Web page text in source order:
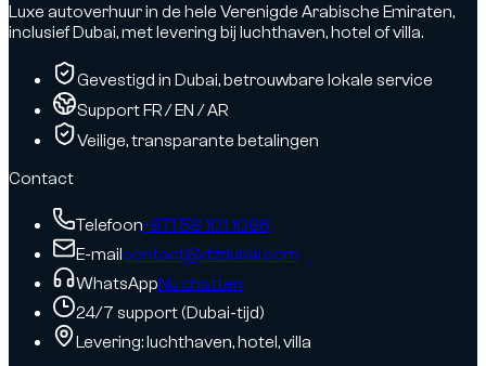
Luxe autoverhuur in de hele Verenigde Arabische Emiraten,
inclusief Dubai, met levering bij luchthaven, hotel of villa.
Gevestigd in Dubai, betrouwbare lokale service
Support FR / EN / AR
Veilige, transparante betalingen
Contact
Telefoon+971 58 101 1086
E-mailcontact@dzdubai.com
WhatsAppNu chatten
24/7 support (Dubai-tijd)
Levering: luchthaven, hotel, villa